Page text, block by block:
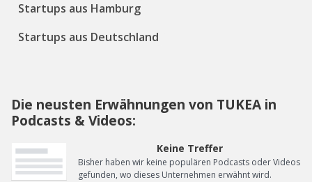
Startups aus Hamburg
Startups aus Deutschland
Die neusten Erwähnungen von TUKEA in
Podcasts & Videos:
Keine Treffer
Bisher haben wir keine populären Podcasts oder Videos
gefunden, wo dieses Unternehmen erwähnt wird.